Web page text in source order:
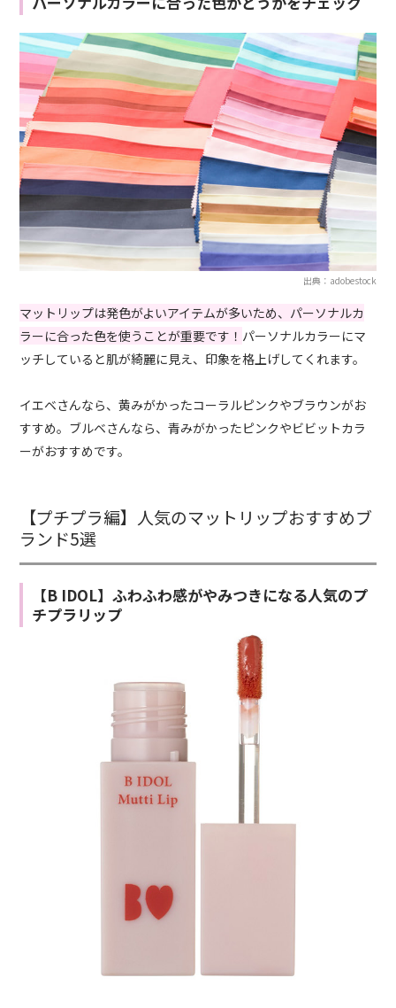
出典：adobestock
マットリップは発色がよいアイテムが多いため、パーソナルカ
ラーに合った色を使うことが重要です！ パーソナルカラーにマ
ッチしていると肌が綺麗に見え、印象を格上げしてくれます。
イエベさんなら、黄みがかったコーラルピンクやブラウンがお
すすめ。ブルベさんなら、青みがかったピンクやビビットカラ
ーがおすすめです。
【プチプラ編】人気のマットリップおすすめブ
ランド5選
【B IDOL】ふわふわ感がやみつきになる人気のプ
チプラリップ